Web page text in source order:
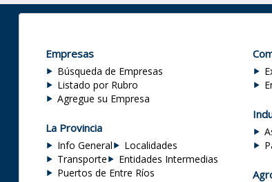
Empresas
Búsqueda de Empresas
Listado por Rubro
Agregue su Empresa
La Provincia
Info General
Localidades
Transporte
Entidades Intermedias
Puertos de Entre Ríos